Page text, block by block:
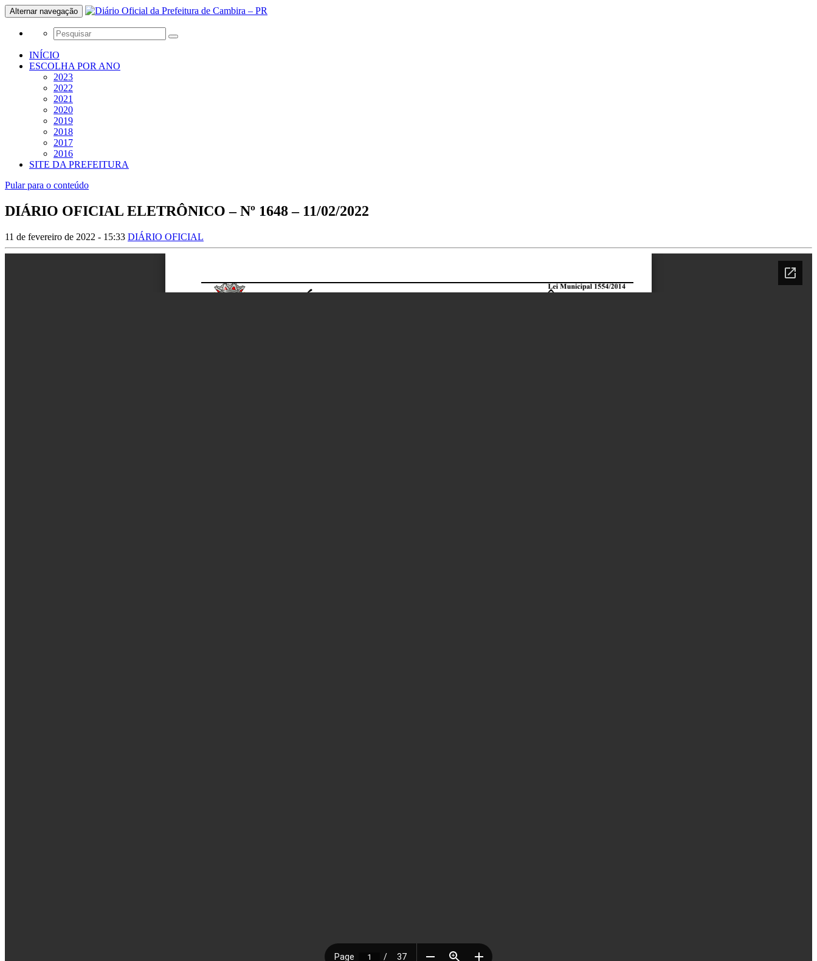
Alternar navegação
INÍCIO
ESCOLHA POR ANO
2023
2022
2021
2020
2019
2018
2017
2016
SITE DA PREFEITURA
Pular para o conteúdo
DIÁRIO OFICIAL ELETRÔNICO – Nº 1648 – 11/02/2022
11 de fevereiro de 2022 - 15:33 DIÁRIO OFICIAL